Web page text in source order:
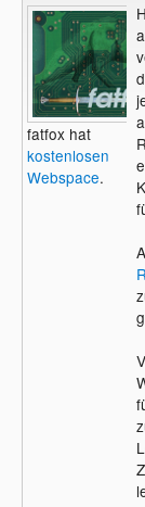
fatfox hat
kostenlosen
Webspace.